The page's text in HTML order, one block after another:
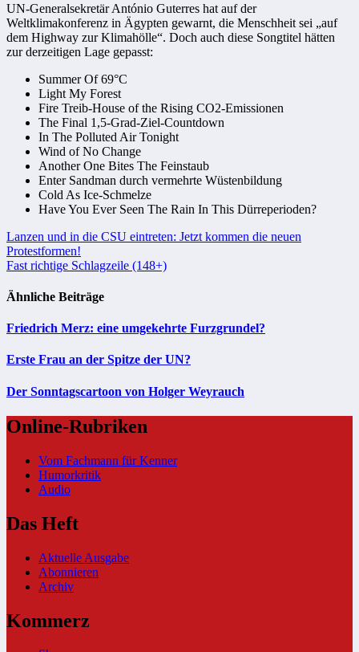
UN-Generalsekretär António Guterres hat auf der
Weltklimakonferenz in Ägypten gewarnt, die Menschheit sei „auf
dem Highway zur Klimahölle“. Doch auch diese Songtitel hätten
zur derzeitigen Lage gepasst:
Summer Of 69°C
Light My Forest
Fire Treib-House of the Rising CO2-Emissionen
The Final 1,5-Grad-Ziel-Countdown
In The Polluted Air Tonight
Wind of No Change
Another One Bites The Feinstaub
Enter Sandman durch vermehrte Wüstenbildung
Cold As Ice-Schmelze
Have You Ever Seen The Rain In This Dürreperioden?
Beitragsnavigation
Lanzen und in die CSU eintreten: Jetzt kommen die neuen
Protestformen!
Fast richtige Schlagzeile (148+)
Ähnliche Beiträge
Friedrich Merz: eine umgekehrte Furzgrundel?
Erste Frau an der Spitze der UN?
Der Sonntagscartoon von Holger Weyrauch
Online-Rubriken
Vom Fachmann für Kenner
Humorkritik
Audio
Das Heft
Aktuelle Ausgabe
Abonnieren
Archiv
Kommerz